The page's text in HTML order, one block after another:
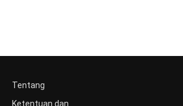
Tentang
Ketentuan dan